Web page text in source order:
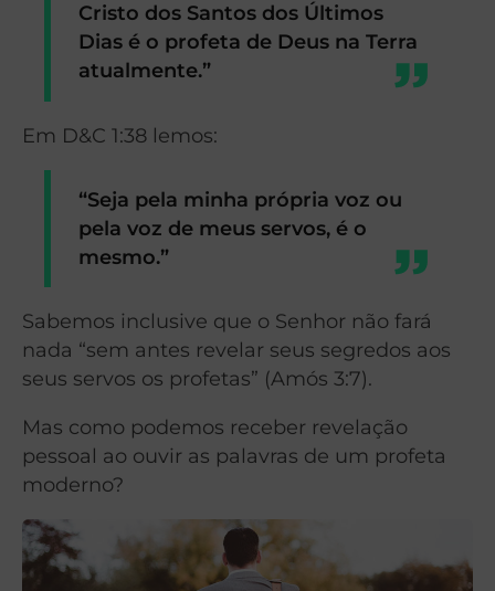
Cristo dos Santos dos Últimos
Dias é o profeta de Deus na Terra
atualmente.”
Em D&C 1:38 lemos:
“Seja pela minha própria voz ou
pela voz de meus servos, é o
mesmo.”
Sabemos inclusive que o Senhor não fará
nada “sem antes revelar seus segredos aos
seus servos os profetas” (Amós 3:7).
Mas como podemos receber revelação
pessoal ao ouvir as palavras de um profeta
moderno?